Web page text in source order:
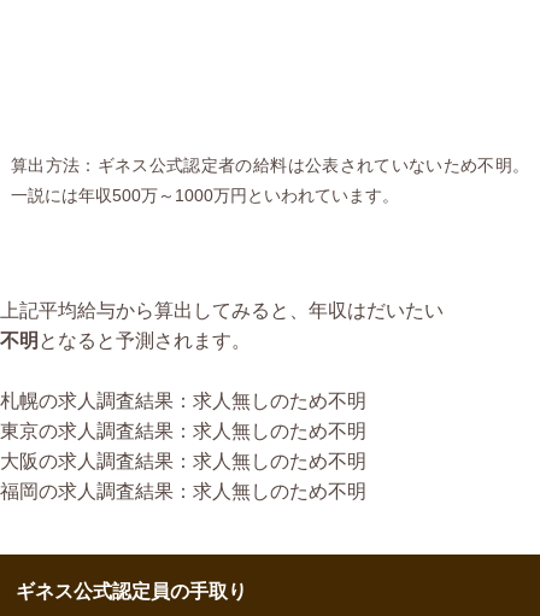
算出方法：ギネス公式認定者の給料は公表されていないため不明。
一説には年収500万～1000万円といわれています。
上記平均給与から算出してみると、年収はだいたい
不明 となると予測されます。
札幌の求人調査結果：求人無しのため不明
東京の求人調査結果：求人無しのため不明
大阪の求人調査結果：求人無しのため不明
福岡の求人調査結果：求人無しのため不明
ギネス公式認定員の手取り